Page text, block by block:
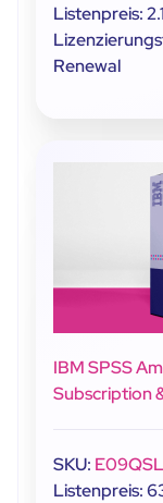
Listenpreis:
Renewal
IBM SPSS
Subscription
SKU:
Listenpreis: